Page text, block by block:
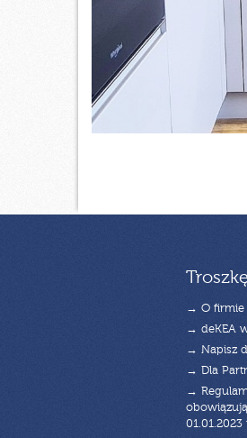
→ O firmie
→ deKEA
→ Napisz
→ Dla
→
01.01.2023